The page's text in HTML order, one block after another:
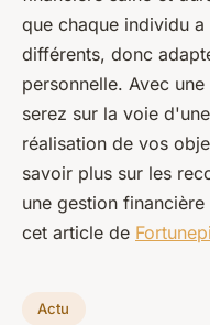
que chaque individu
différents, donc
personnelle. Avec
serez sur la voie
réalisation de vos
savoir plus sur les
une gestion
cet article de
Actu